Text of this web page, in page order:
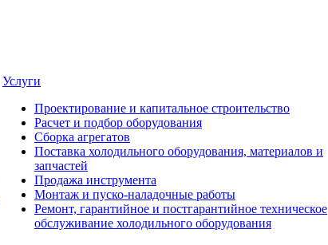
Услуги
Проектирование и капитальное строительство
Расчет и подбор оборудования
Сборка агрегатов
Поставка холодильного оборудования, материалов и
запчастей
Продажа инструмента
Монтаж и пуско-наладочные работы
Ремонт, гарантийное и постгарантийное техническое
обслуживание холодильного оборудования